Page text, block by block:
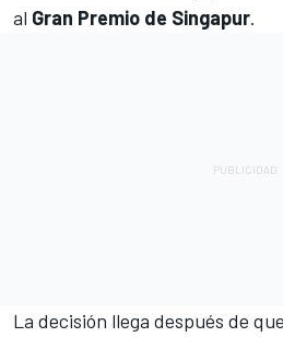
al Gran Premio de Singapur.
La decisión llega después de